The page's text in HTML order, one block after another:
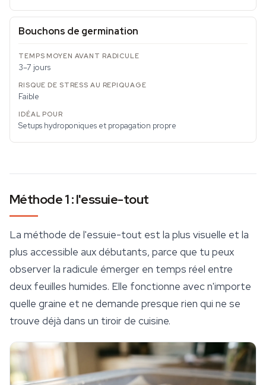
Bouchons de germination
3–7 jours
Faible
Setups hydroponiques et propagation propre
Méthode 1 : l'essuie-tout
La méthode de l'essuie-tout est la plus visuelle et la
plus accessible aux débutants, parce que tu peux
observer la radicule émerger en temps réel entre
deux feuilles humides. Elle fonctionne avec n'importe
quelle graine et ne demande presque rien qui ne se
trouve déjà dans un tiroir de cuisine.